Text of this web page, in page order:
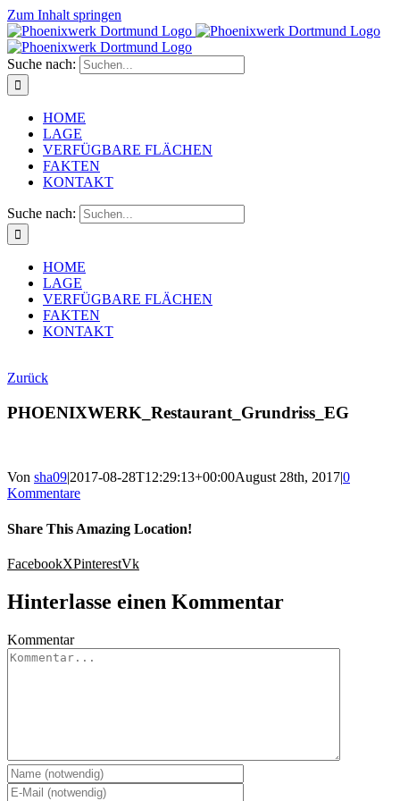
Zum Inhalt springen
Suche nach:
HOME
LAGE
VERFÜGBARE FLÄCHEN
FAKTEN
KONTAKT
Suche nach:
HOME
LAGE
VERFÜGBARE FLÄCHEN
FAKTEN
KONTAKT
Zurück
PHOENIXWERK_Restaurant_Grundriss_EG
Von sha09|2017-08-28T12:29:13+00:00August 28th, 2017|0
Kommentare
Share This Amazing Location!
FacebookXPinterestVk
Hinterlasse einen Kommentar
Kommentar